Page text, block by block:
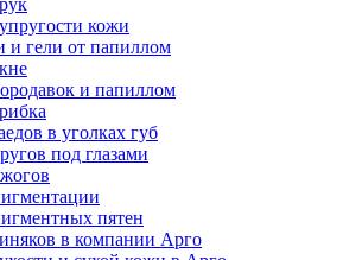
кожи
и гели от папиллом
и папиллом
в уголках губ
под глазами
пятен
в компании Арго